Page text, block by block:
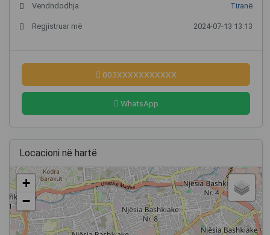
Vendndodhja Tiranë
Regjistruar më 2024-07-13 13:13
003XXXXXXXXXXX
WhatsApp
Locacioni në hartë
+
−